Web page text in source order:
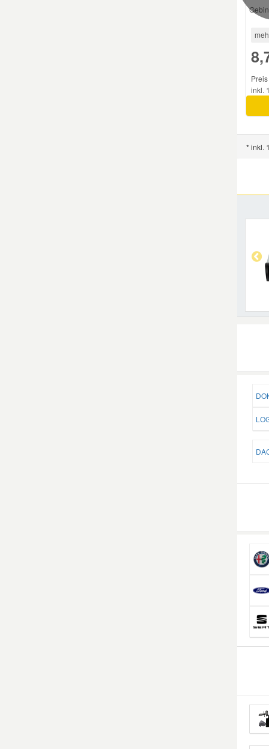
inkl.
* inkl.